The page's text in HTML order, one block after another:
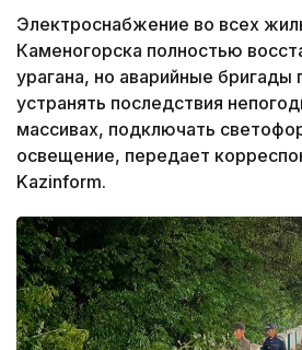
Электроснабжение во всех
Каменогорска полностью
урагана, но аварийные
устранять последствия
массивах, подключать
освещение, передает
Kazinform.